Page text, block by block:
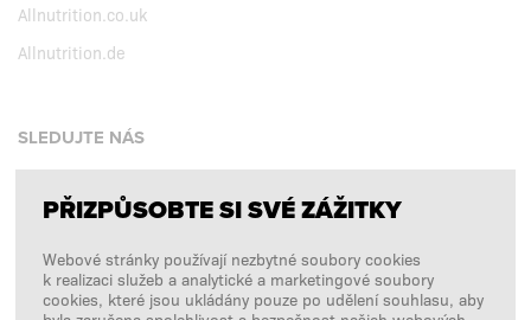
Allnutrition.co.uk
Allnutrition.de
SLEDUJTE NÁS
Facebook
Instagram
Copyright © 2026SFD S. A.
PŘIZPŮSOBTE SI SVÉ ZÁŽITKY
Webové stránky používají nezbytné soubory cookies
k realizaci služeb a analytické a marketingové soubory
cookies, které jsou ukládány pouze po udělení souhlasu, aby